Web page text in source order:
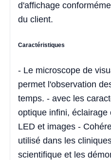
d'affichage
du client.
Caractéristiques
- Le microscope de
permet l'observation
temps. - avec les
optique infini, éclairage
LED et images -
utilisé dans les
scientifique et les